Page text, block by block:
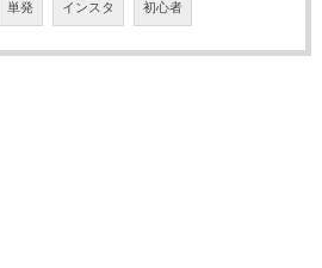
単発 インスタ 初心者